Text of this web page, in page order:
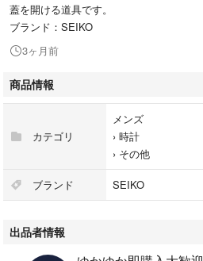
蓋を開ける道具です。
ブランド：SEIKO
3ヶ月前
商品情報
カテゴリ
メンズ
› 時計
› その他
ブランド SEIKO
出品者情報